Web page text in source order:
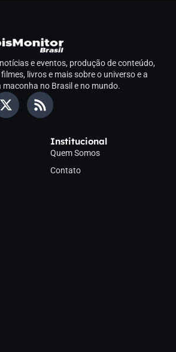
e eventos, produção de conteúdo,
livros e mais sobre o universo e a
maconha no Brasil e no mundo.
Institucional
Quem Somos
Contato